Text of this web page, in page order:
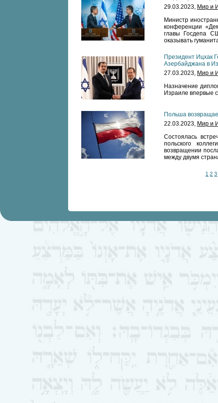
29.03.2023, Мир и
Министр
конференции
главы Госдепа
оказывать
Президент Ицхак
Азербайджана в
27.03.2023, Мир и
Назначение
Израиле впервые
Польша
22.03.2023, Мир и
Состоялась
польского
возвращении
между двумя
1 2 3